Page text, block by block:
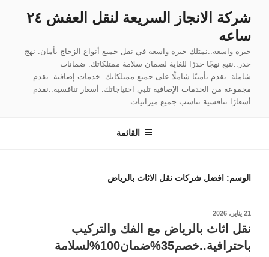
المحتوى
شركة الانجاز السريعة لنقل العفش ٢٤
ساعه
خبرة واسعة..نمتلك خبرة واسعة في نقل جميع أنواع الزجاج بأمان. نهج
حذر..نتبع نهجًا حذرًا للغاية لضمان سلامة ممتلكاتك. ضمانات
شاملة..نقدم تأمينًا شاملًا على جميع ممتلكاتك. خدمات إضافية..نقدم
مجموعة من الخدمات الإضافية تلبي احتياجاتك. أسعار تنافسية..نقدم
أسعارًا تنافسية تناسب جميع ميزانيات
القائمة
الوسم: افضل شركات نقل الاثاث بالرياض
نُشر
21 يناير، 2026
نقل اثاث بالرياض مع الفك والتركيب
باحترافية..خصم35%ضمان100%لسلامة